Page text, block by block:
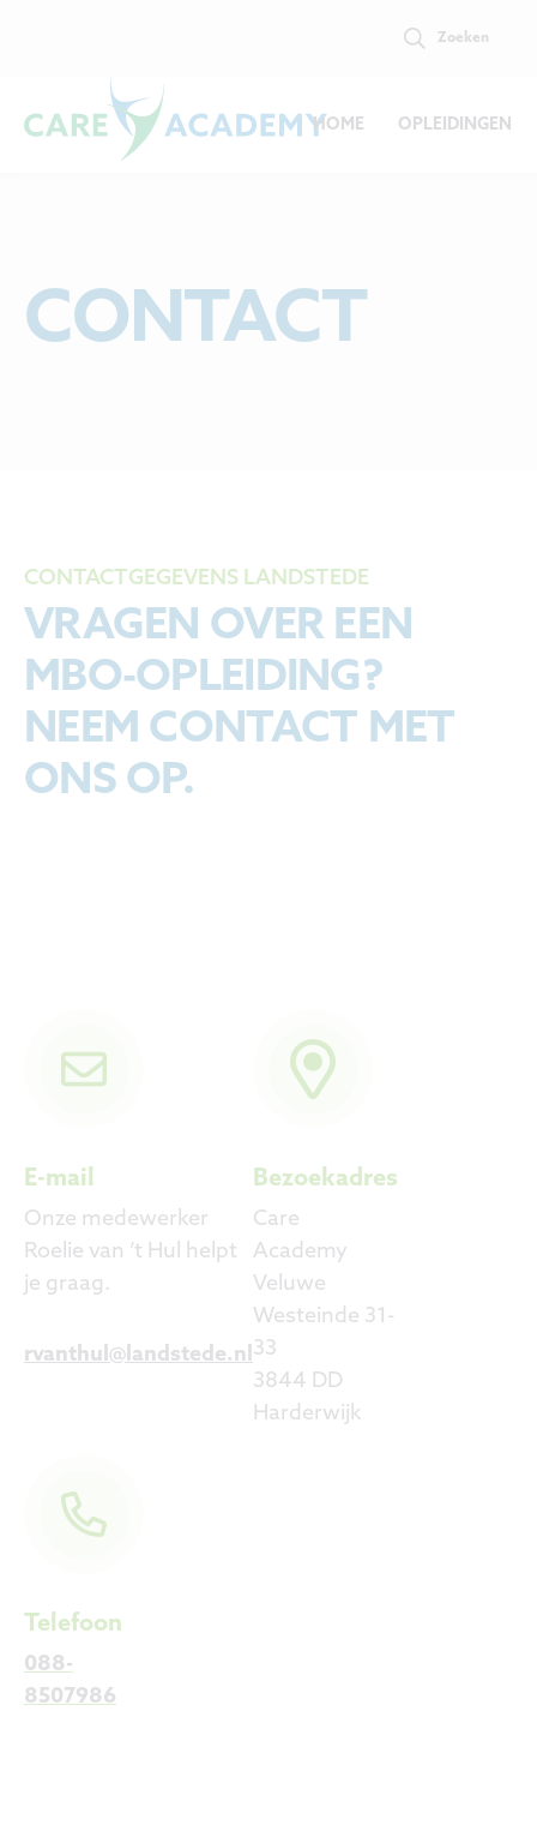
Zoeken
HOME OPLEIDINGEN
CONTACT
CONTACTGEGEVENS LANDSTEDE
VRAGEN OVER EEN
MBO-OPLEIDING?
NEEM CONTACT MET
ONS OP.
E-mail
Onze medewerker
Roelie van ’t Hul helpt
je graag.
rvanthul@landstede.nl
Bezoekadres
Care
Academy
Veluwe
Westeinde 31-
33
3844 DD
Harderwijk
Telefoon
088-
8507986